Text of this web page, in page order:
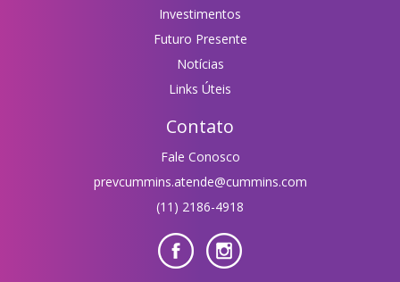
Investimentos
Futuro Presente
Notícias
Links Úteis
Contato
Fale Conosco
prevcummins.atende@cummins.com
(11) 2186-4918